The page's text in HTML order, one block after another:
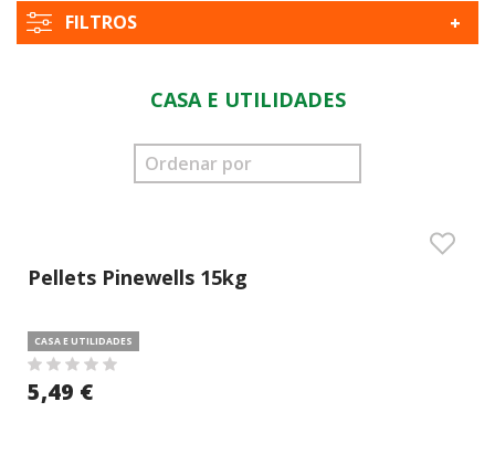
FILTROS
CASA E UTILIDADES
Pellets Pinewells 15kg
CASA E UTILIDADES
5,49 €